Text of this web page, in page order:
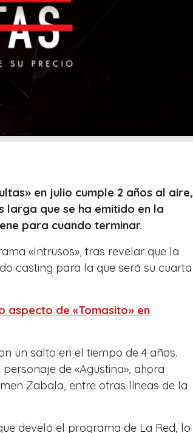
en julio cumple 2 años al aire,
larga que se ha emitido en la
para cuando terminar.
«Intrusos», tras revelar que la
casting para la que será su cuarta
aspecto de «Tomasito» en
un salto en el tiempo de 4 años.
de «Agustina», ahora
Zabala, entre otras líneas de la
develó el programa de La Red, lo